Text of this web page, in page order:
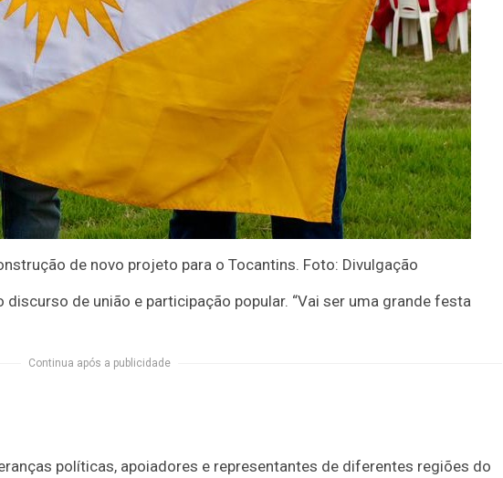
de novo projeto para o Tocantins. Foto: Divulgação
de união e participação popular. “Vai ser uma grande festa
Continua após a publicidade
políticas, apoiadores e representantes de diferentes regiões do